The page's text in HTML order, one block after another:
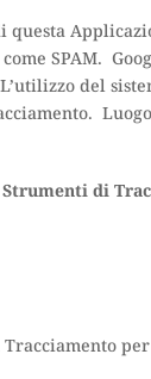
SPAM.
del
di